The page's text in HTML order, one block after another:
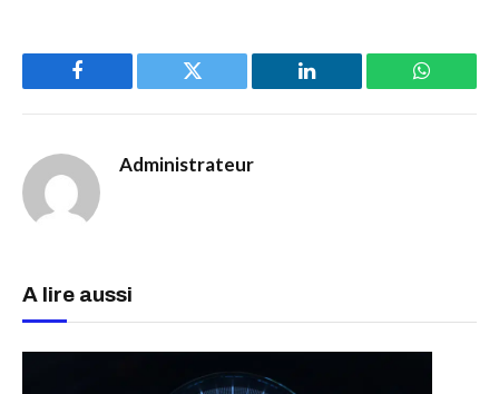
Facebook Twitter LinkedIn
Administrateur
A lire aussi